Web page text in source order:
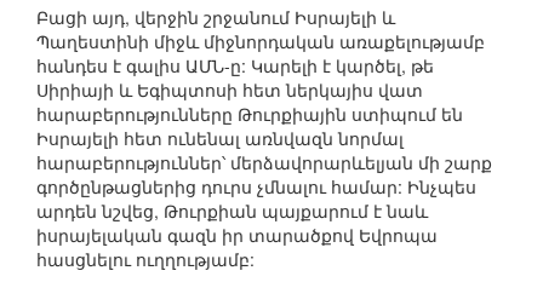
Բացի այդ, վերջին շրջանում Իսրայելի և
Պաղեստինի միջև միջնորդական առաքելությամբ
հանդես է գալիս ԱՄՆ-ը: Կարելի է կարծել, թե
Սիրիայի և Եգիպտոսի հետ ներկայիս վատ
հարաբերությունները Թուրքիային ստիպում են
Իսրայելի հետ ունենալ առնվազն նորմալ
հարաբերություններ՝ մերձավորարևելյան մի շարք
գործընթացներից դուրս չմնալու համար: Ինչպես
արդեն նշվեց, Թուրքիան պայքարում է նաև
իսրայելական գազն իր տարածքով Եվրոպա
հասցնելու ուղղությամբ: